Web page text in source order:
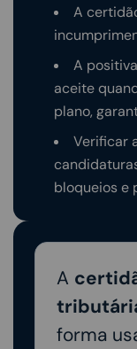
A
A
aceite
plano,
Verificar
bloqueios e
A
forma